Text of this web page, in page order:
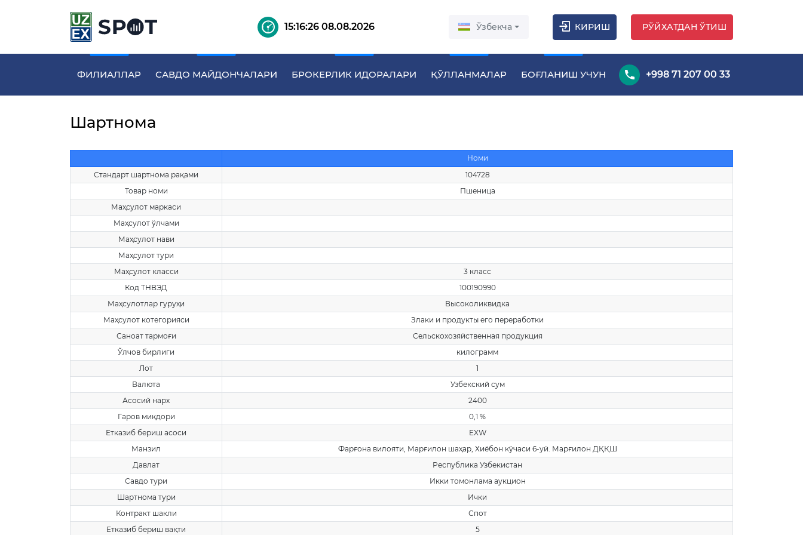
15:16:26 08.08.2026 Ўзбекча КИРИШ РЎЙХАТДАН ЎТИШ
ФИЛИАЛЛАР САВДО МАЙДОНЧАЛАРИ БРОКЕРЛИК ИДОРАЛАРИ ҚЎЛЛАНМАЛАР БОҒЛАНИШ УЧУН +998 71 207 00 33
Шартнома
Номи
Стандарт шартнома рақами
104728
Товар номи
Пшеница
Маҳсулот маркаси
Маҳсулот ўлчами
Маҳсулот нави
Маҳсулот тури
Маҳсулот класси
3 класс
Код ТНВЭД
100190990
Маҳсулотлар гуруҳи
Высоколиквидка
Маҳсулот котегорияси
Злаки и продукты его переработки
Саноат тармоғи
Сельскохозяйственная продукция
Ўлчов бирлиги
килограмм
Лот
1
Валюта
Узбекский сум
Асосий нарх
2400
Гаров миқдори
0,1 %
Етказиб бериш асоси
EXW
Манзил
Фарғона вилояти, Марғилон шаҳар, Хиёбон кўчаси 6-уй. Марғилон ДҚҚШ
Давлат
Республика Узбекистан
Савдо тури
Икки томонлама аукцион
Шартнома тури
Ички
Контракт шакли
Спот
Етказиб бериш вақти
5